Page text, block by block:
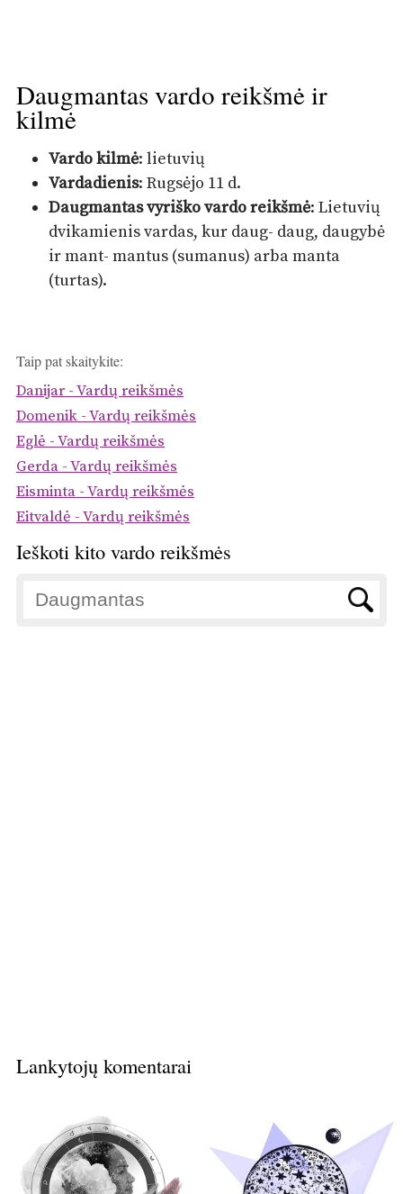
Daugmantas vardo reikšmė ir
kilmė
Vardo kilmė: lietuvių
Vardadienis: Rugsėjo 11 d.
Daugmantas vyriško vardo reikšmė: Lietuvių
dvikamienis vardas, kur daug- daug, daugybė
ir mant- mantus (sumanus) arba manta
(turtas).
Taip pat skaitykite:
Danijar - Vardų reikšmės
Domenik - Vardų reikšmės
Eglė - Vardų reikšmės
Gerda - Vardų reikšmės
Eisminta - Vardų reikšmės
Eitvaldė - Vardų reikšmės
Ieškoti kito vardo reikšmės
Lankytojų komentarai